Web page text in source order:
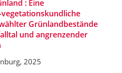
: Eine
Grünlandbestände
und angrenzender
2025